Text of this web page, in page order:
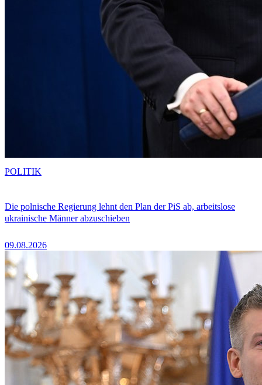
Die polnische Regierung lehnt den Plan der PiS ab, arbeitslose
ukrainische Männer abzuschieben
09.08.2026
POLITIK